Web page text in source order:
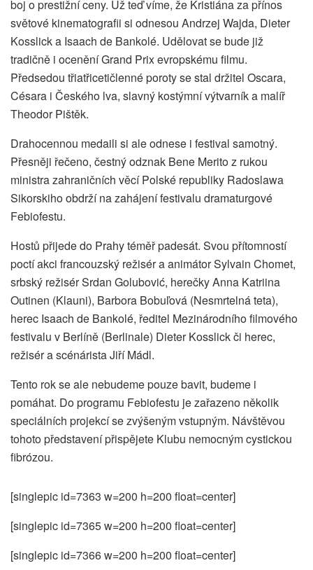
boj o prestižní ceny. Už teď víme, že Kristiána za přínos
světové kinematografii si odnesou Andrzej Wajda, Dieter
Kosslick a Isaach de Bankolé. Udělovat se bude již
tradičně i ocenění Grand Prix evropskému filmu.
Předsedou třiatřicetičlenné poroty se stal držitel Oscara,
Césara i Českého lva, slavný kostýmní výtvarník a malíř
Theodor Pištěk.
Drahocennou medaili si ale odnese i festival samotný.
Přesněji řečeno, čestný odznak Bene Merito z rukou
ministra zahraničních věcí Polské republiky Radoslawa
Sikorskiho obdrží na zahájení festivalu dramaturgové
Febiofestu.
Hostů přijede do Prahy téměř padesát. Svou přítomností
poctí akci francouzský režisér a animátor Sylvain Chomet,
srbský režisér Srdan Golubović, herečky Anna Katriina
Outinen (Klauni), Barbora Bobuľová (Nesmrtelná teta),
herec Isaach de Bankolé, ředitel Mezinárodního filmového
festivalu v Berlíně (Berlinale) Dieter Kosslick či herec,
režisér a scénárista Jiří Mádl.
Tento rok se ale nebudeme pouze bavit, budeme i
pomáhat. Do programu Febiofestu je zařazeno několik
speciálních projekcí se zvýšeným vstupným. Návštěvou
tohoto představení přispějete Klubu nemocným cystickou
fibrózou.
[singlepic id=7363 w=200 h=200 float=center]
[singlepic id=7365 w=200 h=200 float=center]
[singlepic id=7366 w=200 h=200 float=center]